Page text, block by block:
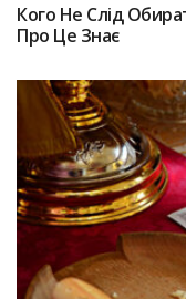
Кого Не Слід
Про Це Знає